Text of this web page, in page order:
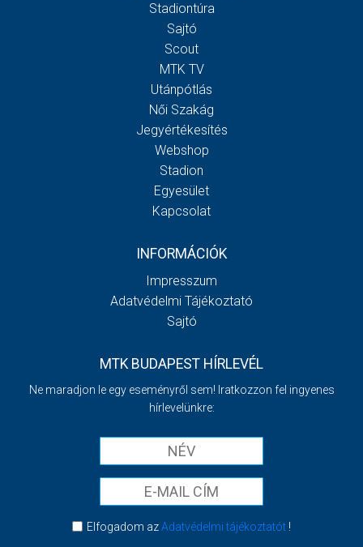
Stadiontúra
Sajtó
Scout
MTK TV
Utánpótlás
Női Szakág
Jegyértékesítés
Webshop
Stadion
Egyesület
Kapcsolat
INFORMÁCIÓK
Impresszum
Adatvédelmi Tájékoztató
Sajtó
MTK BUDAPEST HÍRLEVÉL
Ne maradjon le egy eseményről sem! Iratkozzon fel ingyenes
hírlevelünkre:
Elfogadom azAdatvédelmi tájékoztatót!